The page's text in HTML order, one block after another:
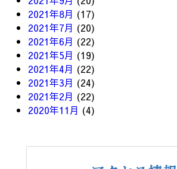
2021年8月 (17)
2021年7月 (20)
2021年6月 (22)
2021年5月 (19)
2021年4月 (22)
2021年3月 (24)
2021年2月 (22)
2020年11月 (4)